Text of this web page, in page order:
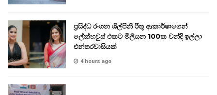
ප්‍රසිද්ධ රංගන ශිල්පිනී රිතූ ආකාර්ෂාගෙන්
ලේක්හවුස් එකට මිලියන 100ක වන්දි ඉල්ලා
එන්තරවාසියක්
4 hours ago